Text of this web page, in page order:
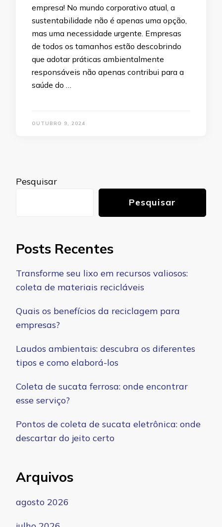
empresa! No mundo corporativo atual, a
sustentabilidade não é apenas uma opção,
mas uma necessidade urgente. Empresas
de todos os tamanhos estão descobrindo
que adotar práticas ambientalmente
responsáveis não apenas contribui para a
saúde do …
OUTUBRO 9, 2024
Pesquisar
Pesquisar
Posts Recentes
Transforme seu lixo em recursos valiosos:
coleta de materiais recicláveis
Quais os benefícios da reciclagem para
empresas?
Laudos ambientais: descubra os diferentes
tipos e como elaborá-los
Coleta de sucata ferrosa: onde encontrar
esse serviço?
Pontos de coleta de sucata eletrônica: onde
descartar do jeito certo
Arquivos
agosto 2026